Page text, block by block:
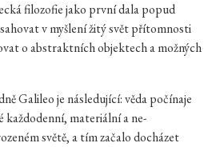
filozofie jako první dala popud
v myšlení žitý svět přítomnosti
o abstraktních objektech a možných
Galileo je následující: věda počínaje
každodenní, materiální a ne-
světě, a tím začalo docházet